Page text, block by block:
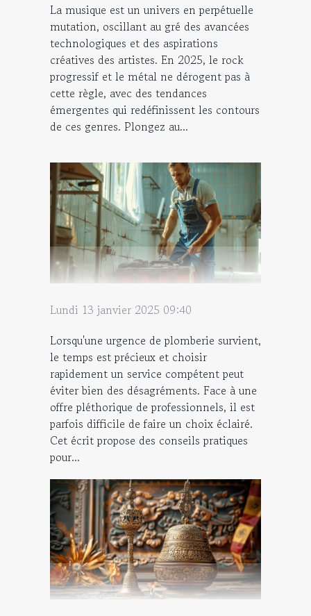
La musique est un univers en perpétuelle
mutation, oscillant au gré des avancées
technologiques et des aspirations
créatives des artistes. En 2025, le rock
progressif et le métal ne dérogent pas à
cette règle, avec des tendances
émergentes qui redéfinissent les contours
de ces genres. Plongez au...
Lundi 13 janvier 2025 09:40
Lorsqu'une urgence de plomberie survient,
le temps est précieux et choisir
rapidement un service compétent peut
éviter bien des désagréments. Face à une
offre pléthorique de professionnels, il est
parfois difficile de faire un choix éclairé.
Cet écrit propose des conseils pratiques
pour...